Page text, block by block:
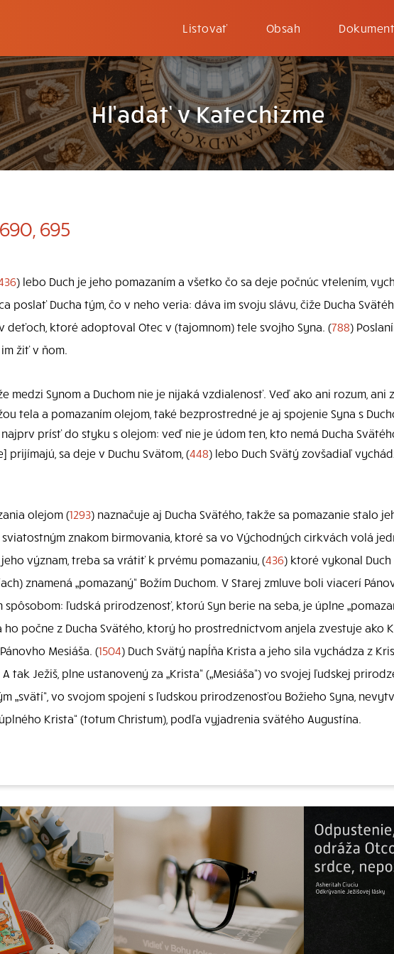
Listovať Obsah
Hľadať v Katechizme
695
) lebo Duch je jeho pomazaním a všetko čo sa deje počnúc vtelením,
poslať Ducha tým, čo v neho veria: dáva im svoju slávu, čiže Ducha
deťoch, ktoré adoptoval Otec v (tajomnom) tele svojho Syna. (788)
žiť v ňom.
medzi Synom a Duchom nie je nijaká vzdialenosť. Veď ako ani rozum, ani
tela a pomazaním olejom, také bezprostredné je aj spojenie Syna s
prísť do styku s olejom: veď nie je údom ten, kto nemá Ducha
prijímajú, sa deje v Duchu Svätom, (448) lebo Duch Svätý zovšadiaľ
olejom (1293) naznačuje aj Ducha Svätého, takže sa pomazanie stalo
znakom birmovania, ktoré sa vo Východných cirkvách volá
význam, treba sa vrátiť k prvému pomazaniu, (436) ktoré vykonal Duch
znamená „pomazaný“ Božím Duchom. V Starej zmluve boli viacerí
ľudská prirodzenosť, ktorú Syn berie na seba, je úplne
ho počne z Ducha Svätého, ktorý ho prostredníctvom anjela zvestuje ako
Mesiáša. (1504) Duch Svätý napĺňa Krista a jeho sila vychádza z
tak Ježiš, plne ustanovený za „Krista“ („Mesiáša“) vo svojej ľudskej
„svätí“, vo svojom spojení s ľudskou prirodzenosťou Božieho Syna,
Krista“ (totum Christum), podľa vyjadrenia svätého Augustína.